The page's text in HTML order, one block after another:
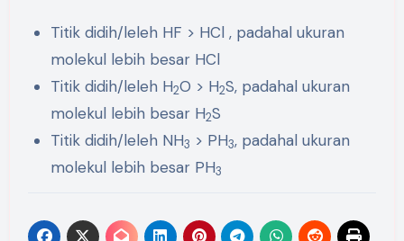
Titik didih/leleh HF > HCl , padahal ukuran
molekul lebih besar HCl
Titik didih/leleh H2O > H2S, padahal ukuran
molekul lebih besar H2S
Titik didih/leleh NH3 > PH3, padahal ukuran
molekul lebih besar PH3